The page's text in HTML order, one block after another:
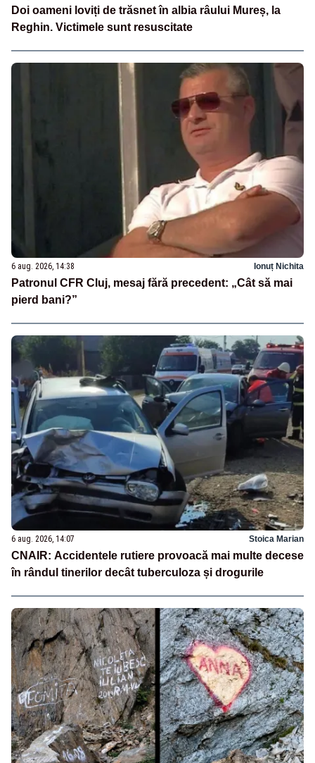
Doi oameni loviți de trăsnet în albia râului Mureș, la
Reghin. Victimele sunt resuscitate
6 aug. 2026, 14:38 Ionuț Nichita
Patronul CFR Cluj, mesaj fără precedent: „Cât să mai
pierd bani?”
6 aug. 2026, 14:07 Stoica Marian
CNAIR: Accidentele rutiere provoacă mai multe decese
în rândul tinerilor decât tuberculoza și drogurile